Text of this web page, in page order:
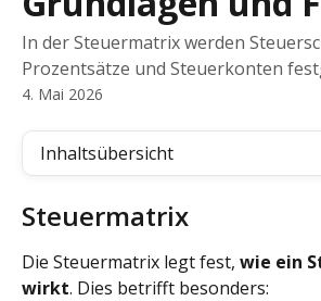
In der Steuermatrix werden
Prozentsätze und Steuerkonten
4. Mai 2026
Inhaltsübersicht
Steuermatrix
Die Steuermatrix legt fest, wie ein
wirkt. Dies betrifft besonders: